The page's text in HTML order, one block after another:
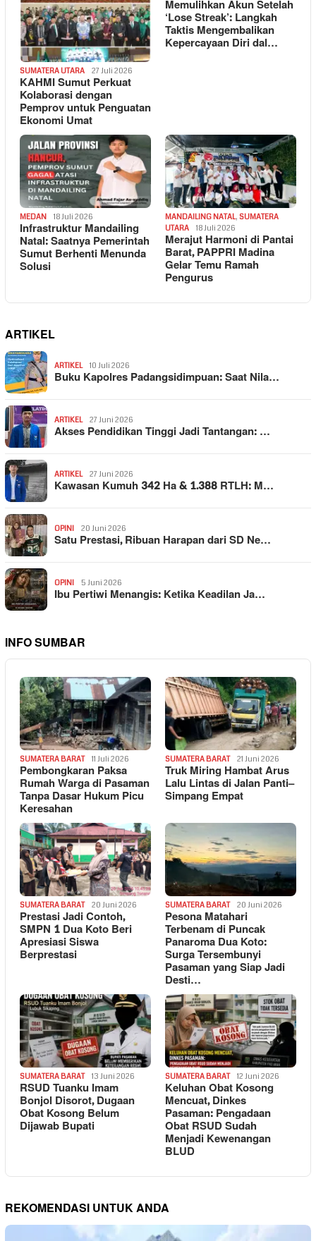
SUMATERA UTARA 27 Juli 2026
KAHMI Sumut Perkuat
Kolaborasi dengan
Pemprov untuk Penguatan
Ekonomi Umat
Memulihkan Akun Setelah
‘Lose Streak’: Langkah
Taktis Mengembalikan
Kepercayaan Diri dal…
MEDAN 18 Juli 2026
Infrastruktur Mandailing
Natal: Saatnya Pemerintah
Sumut Berhenti Menunda
Solusi
MANDAILING NATAL, SUMATERA
UTARA
18 Juli 2026
Merajut Harmoni di Pantai
Barat, PAPPRI Madina
Gelar Temu Ramah
Pengurus
ARTIKEL
ARTIKEL 10 Juli 2026
Buku Kapolres Padangsidimpuan: Saat Nila…
ARTIKEL 27 Juni 2026
Akses Pendidikan Tinggi Jadi Tantangan: …
ARTIKEL 27 Juni 2026
Kawasan Kumuh 342 Ha & 1.388 RTLH: M…
OPINI 20 Juni 2026
Satu Prestasi, Ribuan Harapan dari SD Ne…
OPINI 5 Juni 2026
Ibu Pertiwi Menangis: Ketika Keadilan Ja…
INFO SUMBAR
SUMATERA BARAT 11 Juli 2026
Pembongkaran Paksa
Rumah Warga di Pasaman
Tanpa Dasar Hukum Picu
Keresahan
SUMATERA BARAT 21 Juni 2026
Truk Miring Hambat Arus
Lalu Lintas di Jalan Panti–
Simpang Empat
SUMATERA BARAT 20 Juni 2026
Prestasi Jadi Contoh,
SMPN 1 Dua Koto Beri
Apresiasi Siswa
Berprestasi
SUMATERA BARAT 20 Juni 2026
Pesona Matahari
Terbenam di Puncak
Panaroma Dua Koto:
Surga Tersembunyi
Pasaman yang Siap Jadi
Desti…
SUMATERA BARAT 13 Juni 2026
RSUD Tuanku Imam
Bonjol Disorot, Dugaan
Obat Kosong Belum
Dijawab Bupati
SUMATERA BARAT 12 Juni 2026
Keluhan Obat Kosong
Mencuat, Dinkes
Pasaman: Pengadaan
Obat RSUD Sudah
Menjadi Kewenangan
BLUD
REKOMENDASI UNTUK ANDA